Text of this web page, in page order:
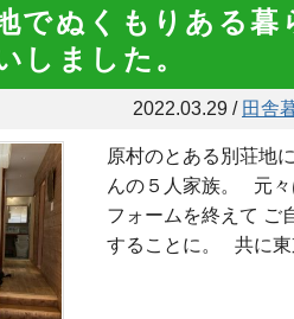
でぬくもりある
しました。
2022.03.29 / 田舎
原村のとある別荘地
んの５人家族。 元
フォームを終えて ご
することに。 共に